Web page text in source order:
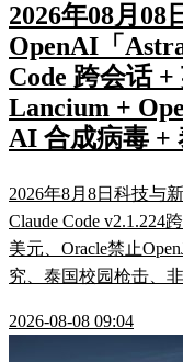
2026年08月08
OpenAI「
Code 跨会话
Lancium +
AI 合成病毒 +
2026年8月8日科技与
Claude Code v2.1.224
美元、Oracle禁止
究、泰国校园枪击、
2026-08-08 09:04